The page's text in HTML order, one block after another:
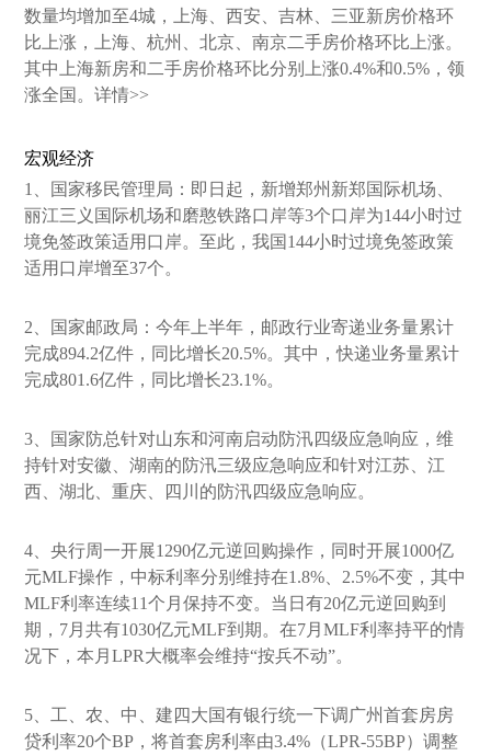
数量均增加至4城，上海、西安、吉林、三亚新房价格环
比上涨，上海、杭州、北京、南京二手房价格环比上涨。
其中上海新房和二手房价格环比分别上涨0.4%和0.5%，领
涨全国。详情>>
宏观经济
1、国家移民管理局：即日起，新增郑州新郑国际机场、
丽江三义国际机场和磨憨铁路口岸等3个口岸为144小时过
境免签政策适用口岸。至此，我国144小时过境免签政策
适用口岸增至37个。
2、国家邮政局：今年上半年，邮政行业寄递业务量累计
完成894.2亿件，同比增长20.5%。其中，快递业务量累计
完成801.6亿件，同比增长23.1%。
3、国家防总针对山东和河南启动防汛四级应急响应，维
持针对安徽、湖南的防汛三级应急响应和针对江苏、江
西、湖北、重庆、四川的防汛四级应急响应。
4、央行周一开展1290亿元逆回购操作，同时开展1000亿
元MLF操作，中标利率分别维持在1.8%、2.5%不变，其中
MLF利率连续11个月保持不变。当日有20亿元逆回购到
期，7月共有1030亿元MLF到期。在7月MLF利率持平的情
况下，本月LPR大概率会维持“按兵不动”。
5、工、农、中、建四大国有银行统一下调广州首套房房
贷利率20个BP，将首套房利率由3.4%（LPR-55BP）调整